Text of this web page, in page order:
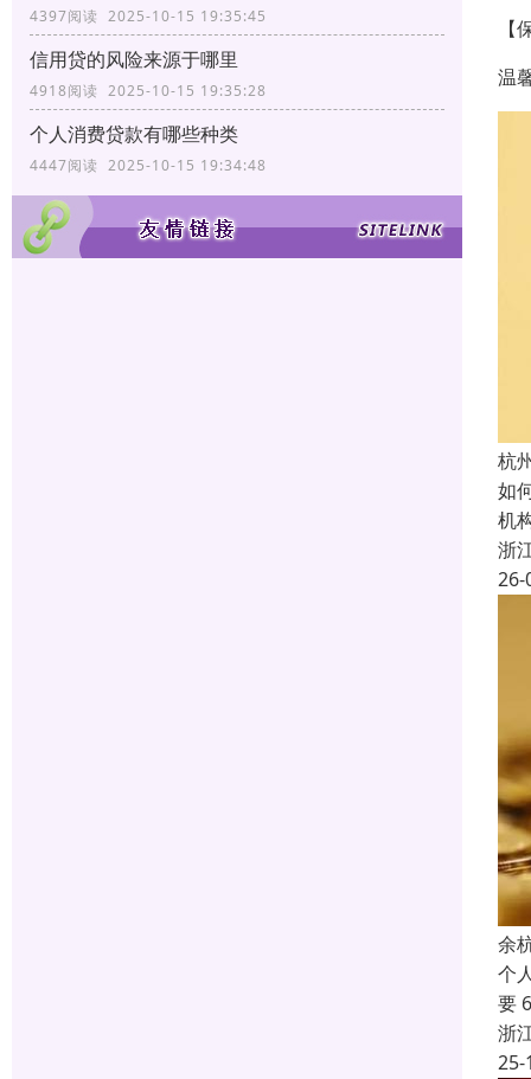
4397阅读 2025-10-15 19:35:45
信用贷的风险来源于哪里
4918阅读 2025-10-15 19:35:28
个人消费贷款有哪些种类
4447阅读 2025-10-15 19:34:48
温
杭
如
机
浙
26-
余
个
要
浙
25-